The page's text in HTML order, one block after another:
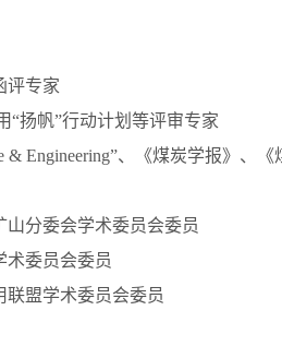
评专家
“扬帆”行动计划等评审专家
& Engineering”、《煤炭学报》、
山分委会学术委员会委员
术委员会委员
联盟学术委员会委员